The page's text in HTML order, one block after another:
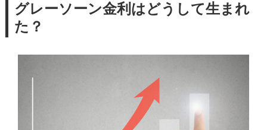
グレーソーン金利はどうして生まれ
た？